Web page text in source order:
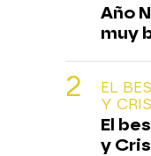
Año
muy
EL
Y
El
y